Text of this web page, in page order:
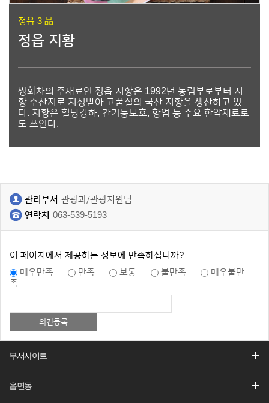
정읍 3 品
정읍 지황
쌍화차의 주재료인 정읍 지황은 1992년 농림부로부터 지
황 주산지로 지정받아 고품질의 국산 지황을 생산하고 있
다. 지황은 혈당강하, 간기능보호, 항염 등 주요 한약재료로
도 쓰인다.
관리부서 관광과/관광지원팀
연락처 063-539-5193
이 페이지에서 제공하는 정보에 만족하십니까?
매우만족
만족 보통 불만족
매우불만
족
부서사이트
읍면동